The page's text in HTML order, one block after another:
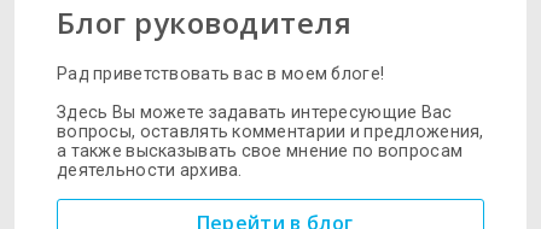
Блог руководителя
Рад приветствовать вас в моем блоге!
Здесь Вы можете задавать интересующие Вас
вопросы, оставлять комментарии и предложения,
а также высказывать свое мнение по вопросам
деятельности архива.
Перейти в блог